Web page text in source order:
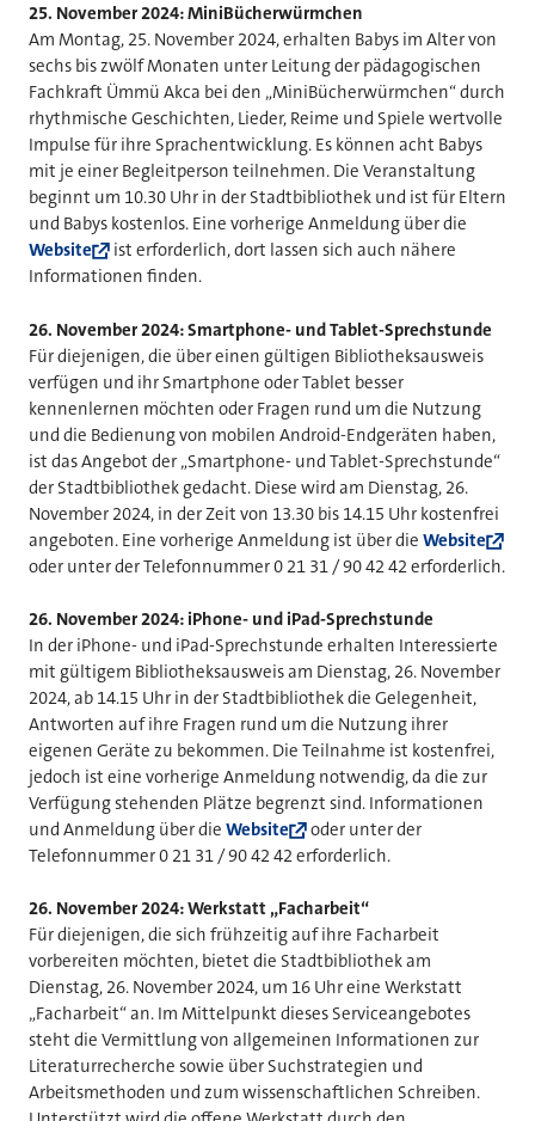
25. November 2024: MiniBücherwürmchen
Am Montag, 25. November 2024, erhalten Babys im Alter von
sechs bis zwölf Monaten unter Leitung der pädagogischen
Fachkraft Ümmü Akca bei den „MiniBücherwürmchen“ durch
rhythmische Geschichten, Lieder, Reime und Spiele wertvolle
Impulse für ihre Sprachentwicklung. Es können acht Babys
mit je einer Begleitperson teilnehmen. Die Veranstaltung
beginnt um 10.30 Uhr in der Stadtbibliothek und ist für Eltern
und Babys kostenlos. Eine vorherige Anmeldung über die
Website
ist erforderlich, dort lassen sich auch nähere
Informationen finden.
26. November 2024: Smartphone- und Tablet-Sprechstunde
Für diejenigen, die über einen gültigen Bibliotheksausweis
verfügen und ihr Smartphone oder Tablet besser
kennenlernen möchten oder Fragen rund um die Nutzung
und die Bedienung von mobilen Android-Endgeräten haben,
ist das Angebot der „Smartphone- und Tablet-Sprechstunde“
der Stadtbibliothek gedacht. Diese wird am Dienstag, 26.
November 2024, in der Zeit von 13.30 bis 14.15 Uhr kostenfrei
angeboten. Eine vorherige Anmeldung ist über die Website
oder unter der Telefonnummer 0 21 31 / 90 42 42 erforderlich.
26. November 2024: iPhone- und iPad-Sprechstunde
In der iPhone- und iPad-Sprechstunde erhalten Interessierte
mit gültigem Bibliotheksausweis am Dienstag, 26. November
2024, ab 14.15 Uhr in der Stadtbibliothek die Gelegenheit,
Antworten auf ihre Fragen rund um die Nutzung ihrer
eigenen Geräte zu bekommen. Die Teilnahme ist kostenfrei,
jedoch ist eine vorherige Anmeldung notwendig, da die zur
Verfügung stehenden Plätze begrenzt sind. Informationen
und Anmeldung über die Website
oder unter der
Telefonnummer 0 21 31 / 90 42 42 erforderlich.
26. November 2024: Werkstatt „Facharbeit“
Für diejenigen, die sich frühzeitig auf ihre Facharbeit
vorbereiten möchten, bietet die Stadtbibliothek am
Dienstag, 26. November 2024, um 16 Uhr eine Werkstatt
„Facharbeit“ an. Im Mittelpunkt dieses Serviceangebotes
steht die Vermittlung von allgemeinen Informationen zur
Literaturrecherche sowie über Suchstrategien und
Arbeitsmethoden und zum wissenschaftlichen Schreiben.